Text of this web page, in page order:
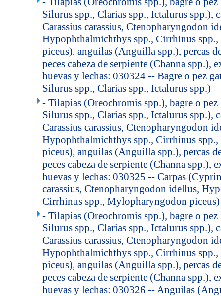
Silurus spp., Clarias spp., Ictalurus spp.),
Carassius carassius, Ctenopharyngodon
Hypophthalmichthys spp., Cirrhinus
piceus), anguilas (Anguilla spp.), percas
peces cabeza de serpiente (Channa spp.),
huevas y lechas: 030324 -- Bagre o pez
Silurus spp., Clarias spp., Ictalurus spp.)
- Tilapias (Oreochromis spp.), bagre o pez
Silurus spp., Clarias spp., Ictalurus spp.),
Carassius carassius, Ctenopharyngodon
Hypophthalmichthys spp., Cirrhinus
piceus), anguilas (Anguilla spp.), percas
peces cabeza de serpiente (Channa spp.),
huevas y lechas: 030325 -- Carpas
carassius, Ctenopharyngodon idellus,
Cirrhinus spp., Mylopharyngodon piceus)
- Tilapias (Oreochromis spp.), bagre o pez
Silurus spp., Clarias spp., Ictalurus spp.),
Carassius carassius, Ctenopharyngodon
Hypophthalmichthys spp., Cirrhinus
piceus), anguilas (Anguilla spp.), percas
peces cabeza de serpiente (Channa spp.),
huevas y lechas: 030326 -- Anguilas